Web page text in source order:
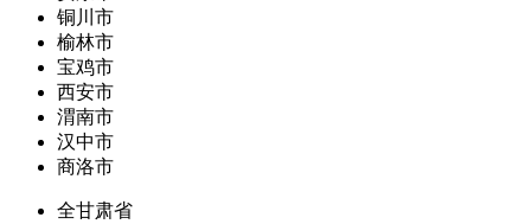
铜川市
榆林市
宝鸡市
西安市
渭南市
汉中市
商洛市
全甘肃省